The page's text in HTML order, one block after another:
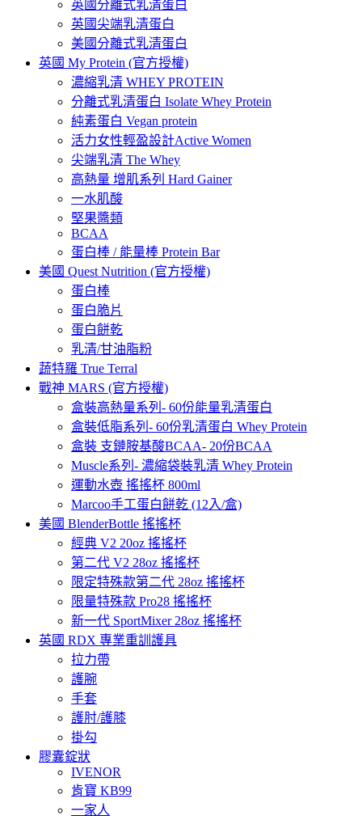
英國分離式乳清蛋白
英國尖端乳清蛋白
美國分離式乳清蛋白
英國 My Protein (官方授權)
濃縮乳清 WHEY PROTEIN
分離式乳清蛋白 Isolate Whey Protein
純素蛋白 Vegan protein
活力女性輕盈設計Active Women
尖端乳清 The Whey
高熱量 增肌系列 Hard Gainer
一水肌酸
堅果醬類
BCAA
蛋白棒 / 能量棒 Protein Bar
美國 Quest Nutrition (官方授權)
蛋白棒
蛋白脆片
蛋白餅乾
乳清/甘油脂粉
蔬特羅 True Terral
戰神 MARS (官方授權)
盒裝高熱量系列- 60份能量乳清蛋白
盒裝低脂系列- 60份乳清蛋白 Whey Protein
盒裝 支鏈胺基酸BCAA- 20份BCAA
Muscle系列- 濃縮袋裝乳清 Whey Protein
運動水壺 搖搖杯 800ml
Marcoo手工蛋白餅乾 (12入/盒)
美國 BlenderBottle 搖搖杯
經典 V2 20oz 搖搖杯
第二代 V2 28oz 搖搖杯
限定特殊款第二代 28oz 搖搖杯
限量特殊款 Pro28 搖搖杯
新一代 SportMixer 28oz 搖搖杯
英國 RDX 專業重訓護具
拉力帶
護腕
手套
護肘/護膝
掛勾
膠囊錠狀
IVENOR
肯寶 KB99
一家人